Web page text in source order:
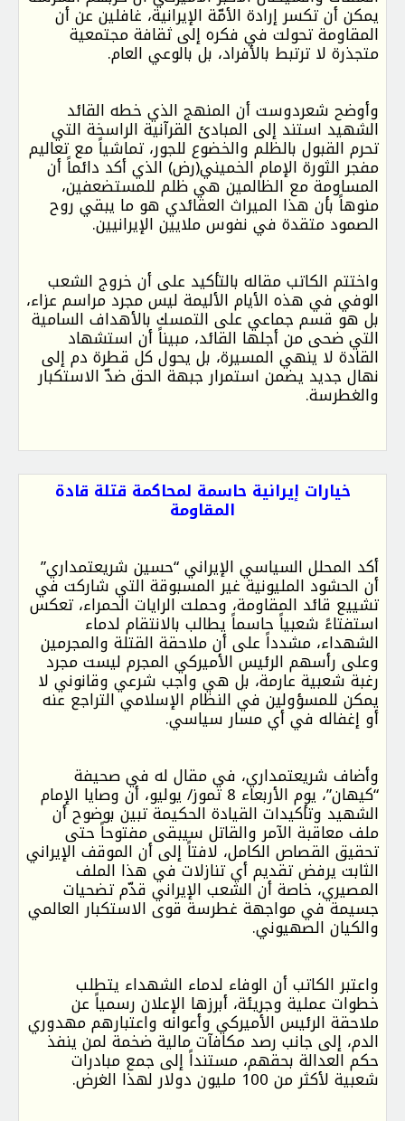
يمكن أن تكسر إرادة الأمّة الإيرانية، غافلين عن أن
المقاومة تحولت في فكره إلى ثقافة مجتمعية
متجذرة لا ترتبط بالأفراد، بل بالوعي العام.
وأوضح شعردوست أن المنهج الذي خطه القائد
الشهيد استند إلى المبادئ القرآنية الراسخة التي
تحرم القبول بالظلم والخضوع للجور، تماشياً مع تعاليم
مفجر الثورة الإمام الخميني(رض) الذي أكد دائماً أن
المساومة مع الظالمين هي ظلم للمستضعفين،
منوهاً بأن هذا الميراث العقائدي هو ما يبقي روح
الصمود متقدة في نفوس ملايين الإيرانيين.
واختتم الكاتب مقاله بالتأكيد على أن خروج الشعب
الوفي في هذه الأيام الأليمة ليس مجرد مراسم عزاء،
بل هو قسم جماعي على التمسك بالأهداف السامية
التي ضحى من أجلها القائد، مبيناً أن استشهاد
القادة لا ينهي المسيرة، بل يحول كل قطرة دم إلى
نهال جديد يضمن استمرار جبهة الحق ضدّ الاستكبار
والغطرسة.
خيارات إيرانية حاسمة لمحاكمة قتلة قادة
المقاومة
أكد المحلل السياسي الإيراني “حسين شريعتمداري”
أن الحشود المليونية غير المسبوقة التي شاركت في
تشييع قائد المقاومة، وحملت الرايات الحمراء، تعكس
استفتاءً شعبياً حاسماً يطالب بالانتقام لدماء
الشهداء، مشدداً على أن ملاحقة القتلة والمجرمين
وعلى رأسهم الرئيس الأميركي المجرم ليست مجرد
رغبة شعبية عارمة، بل هي واجب شرعي وقانوني لا
يمكن للمسؤولين في النظام الإسلامي التراجع عنه
أو إغفاله في أي مسار سياسي.
وأضاف شريعتمداري، في مقال له في صحيفة
“كيهان”، يوم الأربعاء 8 تموز/ يوليو، أن وصايا الإمام
الشهيد وتأكيدات القيادة الحكيمة تبين بوضوح أن
ملف معاقبة الآمر والقاتل سيبقى مفتوحاً حتى
تحقيق القصاص الكامل، لافتاً إلى أن الموقف الإيراني
الثابت يرفض تقديم أي تنازلات في هذا الملف
المصيري، خاصة أن الشعب الإيراني قدّم تضحيات
جسيمة في مواجهة غطرسة قوى الاستكبار العالمي
والكيان الصهيوني.
واعتبر الكاتب أن الوفاء لدماء الشهداء يتطلب
خطوات عملية وجريئة، أبرزها الإعلان رسمياً عن
ملاحقة الرئيس الأميركي وأعوانه واعتبارهم مهدوري
الدم، إلى جانب رصد مكافآت مالية ضخمة لمن ينفذ
حكم العدالة بحقهم، مستنداً إلى جمع مبادرات
شعبية لأكثر من 100 مليون دولار لهذا الغرض.